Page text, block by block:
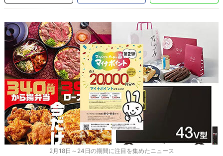
2月18日～24日の期間に注目を集めたニュース